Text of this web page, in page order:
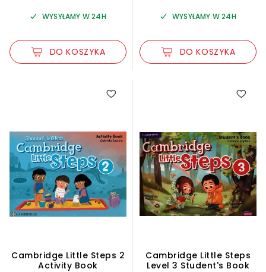
WYSYŁAMY W 24H
DO KOSZYKA
WYSYŁAMY W 24H
DO KOSZYKA
Cambridge Little Steps 2
Activity Book
Cambridge Little Steps
Level 3 Student's Book